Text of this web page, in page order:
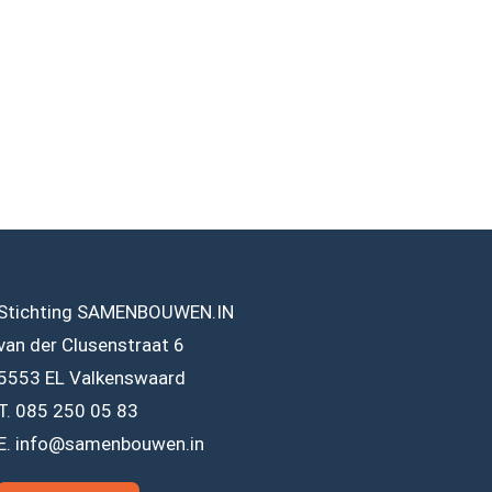
SAMENBOUWEN.IN
der Clusenstraat 6
EL Valkenswaard
085 250 05 83
info@samenbouwen.in